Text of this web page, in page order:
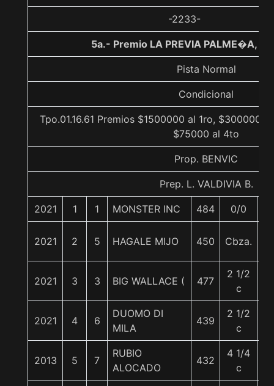
-2233-
5a.- Premio LA PREVIA PALME�A,
Pista Normal
Condicional
Tpo.01.16.61 Premios $1500000 al 1ro, $300000
$75000 al 4to
Prop. BENVIC
Prep. L. VALDIVIA B.
2021 1 1 MONSTER INC 484 0/0
2021 2 5 HAGALE MIJO 450 Cbza.
2021 3 3 BIG WALLACE ( 477
2 1/2
c
2021 4 6
DUOMO DI
MILA
439
2 1/2
c
2013 5 7
RUBIO
ALOCADO
432
4 1/4
c